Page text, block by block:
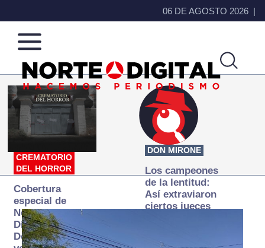
06 DE AGOSTO 2026
Norte
de
Ciudad
Más
que
noticias,
hacemos periodismo
CREMATORIO
DEL HORROR
Cobertura
especial de
Norte
Digital:
Donde la
DON MIRONE
Los campeones
de la lentitud:
Así extraviaron
ciertos jueces